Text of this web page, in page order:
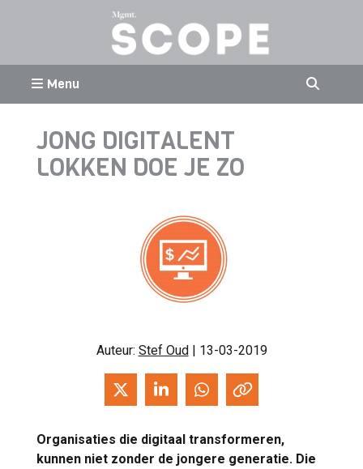
Menu
JONG DIGITALENT
LOKKEN DOE JE ZO
Auteur: Stef Oud | 13-03-2019
Organisaties die digitaal transformeren,
kunnen niet zonder de jongere generatie. Die